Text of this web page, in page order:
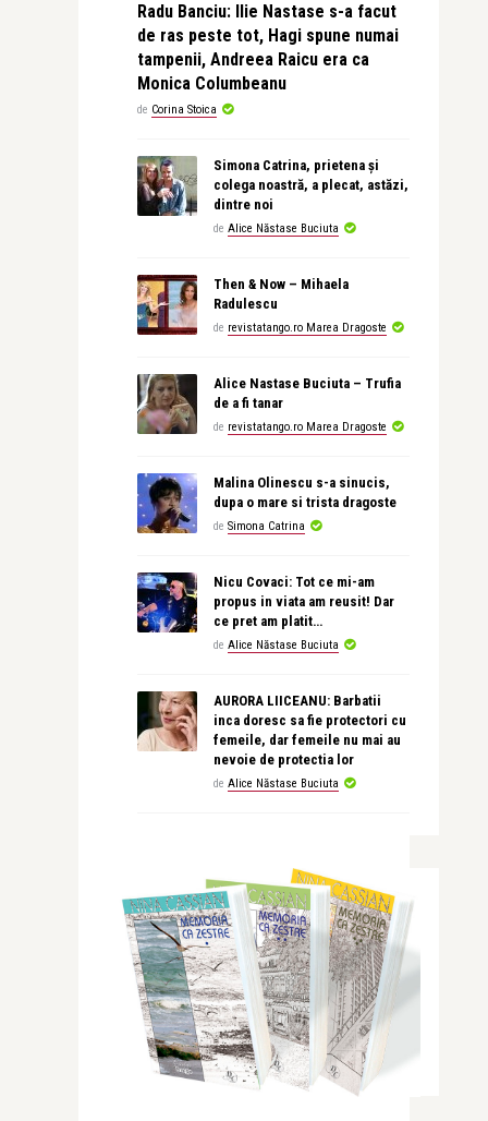
Radu Banciu: Ilie Nastase s-a facut
de ras peste tot, Hagi spune numai
tampenii, Andreea Raicu era ca
Monica Columbeanu
de Corina Stoica
Simona Catrina, prietena și
colega noastră, a plecat, astăzi,
dintre noi
de Alice Năstase Buciuta
Then & Now – Mihaela
Radulescu
de revistatango.ro Marea Dragoste
Alice Nastase Buciuta – Trufia
de a fi tanar
de revistatango.ro Marea Dragoste
Malina Olinescu s-a sinucis,
dupa o mare si trista dragoste
de Simona Catrina
Nicu Covaci: Tot ce mi-am
propus in viata am reusit! Dar
ce pret am platit…
de Alice Năstase Buciuta
AURORA LIICEANU: Barbatii
inca doresc sa fie protectori cu
femeile, dar femeile nu mai au
nevoie de protectia lor
de Alice Năstase Buciuta